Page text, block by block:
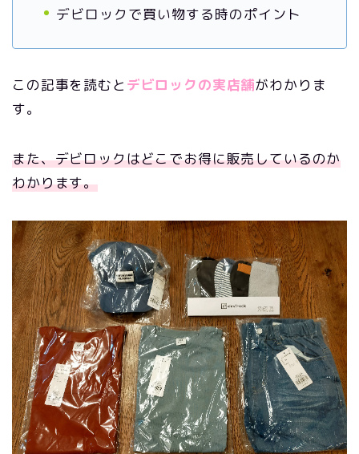
デビロックで買い物する時のポイント
この記事を読むと デビロックの実店舗がわかりま
す。
また、デビロックはどこでお得に販売しているのか
わかります。